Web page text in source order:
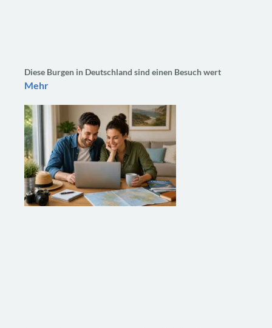
Diese Burgen in Deutschland sind einen Besuch wert
Mehr